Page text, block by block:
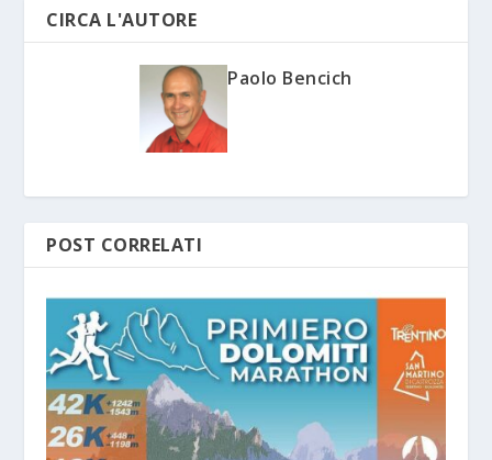
CIRCA L'AUTORE
Paolo Bencich
POST CORRELATI